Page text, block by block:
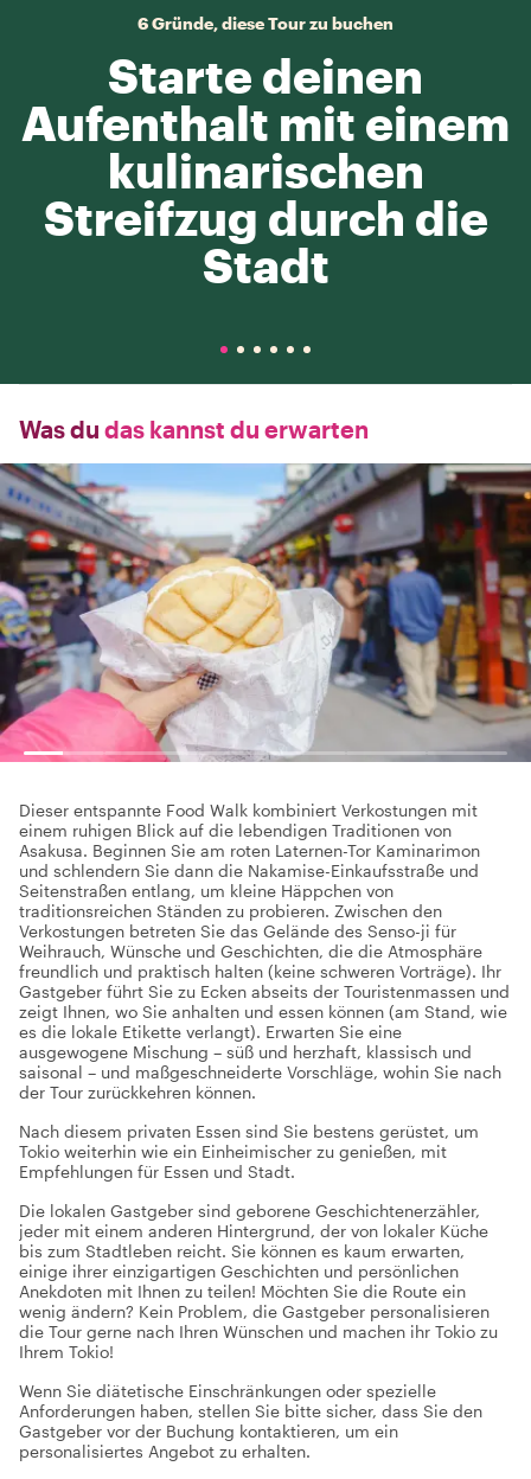
6 Gründe, diese Tour zu buchen
Starte deinen
Aufenthalt mit einem
kulinarischen
Streifzug durch die
Stadt
Was du das kannst du erwarten
Dieser entspannte Food Walk kombiniert Verkostungen mit
einem ruhigen Blick auf die lebendigen Traditionen von
Asakusa. Beginnen Sie am roten Laternen-Tor Kaminarimon
und schlendern Sie dann die Nakamise-Einkaufsstraße und
Seitenstraßen entlang, um kleine Häppchen von
traditionsreichen Ständen zu probieren. Zwischen den
Verkostungen betreten Sie das Gelände des Senso-ji für
Weihrauch, Wünsche und Geschichten, die die Atmosphäre
freundlich und praktisch halten (keine schweren Vorträge). Ihr
Gastgeber führt Sie zu Ecken abseits der Touristenmassen und
zeigt Ihnen, wo Sie anhalten und essen können (am Stand, wie
es die lokale Etikette verlangt). Erwarten Sie eine
ausgewogene Mischung – süß und herzhaft, klassisch und
saisonal – und maßgeschneiderte Vorschläge, wohin Sie nach
der Tour zurückkehren können.
Nach diesem privaten Essen sind Sie bestens gerüstet, um
Tokio weiterhin wie ein Einheimischer zu genießen, mit
Empfehlungen für Essen und Stadt.
Die lokalen Gastgeber sind geborene Geschichtenerzähler,
jeder mit einem anderen Hintergrund, der von lokaler Küche
bis zum Stadtleben reicht. Sie können es kaum erwarten,
einige ihrer einzigartigen Geschichten und persönlichen
Anekdoten mit Ihnen zu teilen! Möchten Sie die Route ein
wenig ändern? Kein Problem, die Gastgeber personalisieren
die Tour gerne nach Ihren Wünschen und machen ihr Tokio zu
Ihrem Tokio!
Wenn Sie diätetische Einschränkungen oder spezielle
Anforderungen haben, stellen Sie bitte sicher, dass Sie den
Gastgeber vor der Buchung kontaktieren, um ein
personalisiertes Angebot zu erhalten.